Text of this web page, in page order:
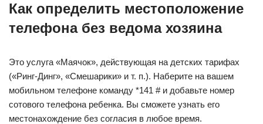
Как определить местоположение
телефона без ведома хозяина
Это услуга «Маячок», действующая на детских тарифах
(«Ринг-Динг», «Смешарики» и т. п.). Наберите на вашем
мобильном телефоне команду *141 # и добавьте номер
сотового телефона ребенка. Вы сможете узнать его
местонахождение без согласия в любое время.